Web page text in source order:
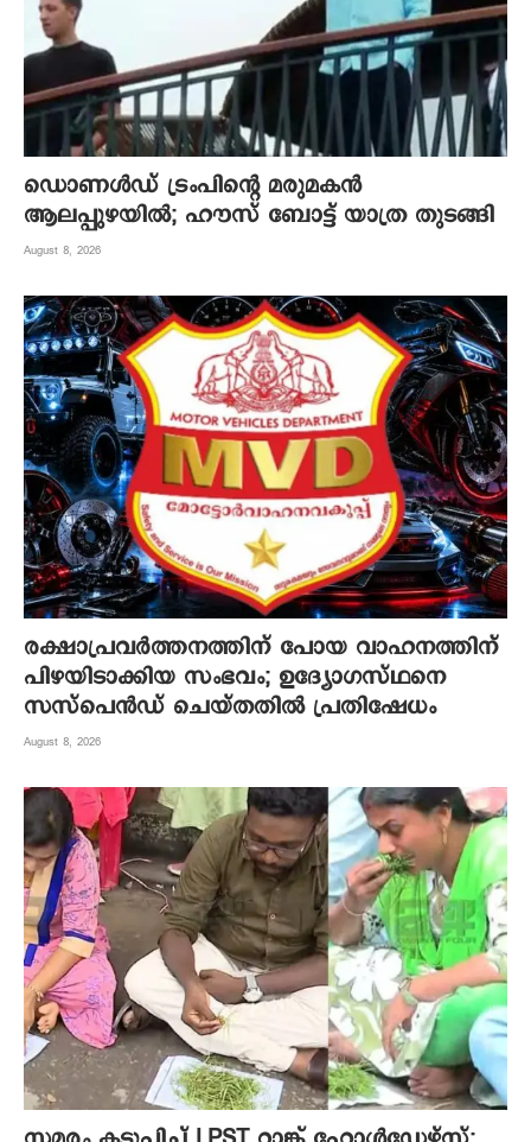
ഡൊണൾഡ് ട്രംപിന്റെ മരുമകന്‍
ആലപ്പുഴയില്‍; ഹൗസ് ബോട്ട് യാത്ര തുടങ്ങി
August 8, 2026
രക്ഷാപ്രവർത്തനത്തിന് പോയ വാഹനത്തിന്
പിഴയിടാക്കിയ സംഭവം; ഉദ്യോഗസ്ഥനെ
സസ്പെൻഡ് ചെയ്തതിൽ പ്രതിഷേധം
August 8, 2026